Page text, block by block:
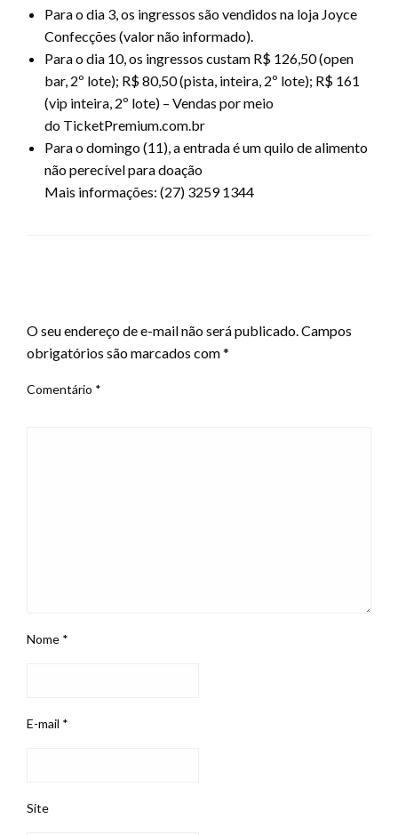
Para o dia 3, os ingressos são vendidos na loja Joyce
Confecções (valor não informado).
Para o dia 10, os ingressos custam R$ 126,50 (open
bar, 2º lote); R$ 80,50 (pista, inteira, 2º lote); R$ 161
(vip inteira, 2º lote) – Vendas por meio
do TicketPremium.com.br
Para o domingo (11), a entrada é um quilo de alimento
não perecível para doação
Mais informações: (27) 3259 1344
O seu endereço de e-mail não será publicado.Campos
obrigatórios são marcados com*
Comentário *
Nome *
E-mail *
Site